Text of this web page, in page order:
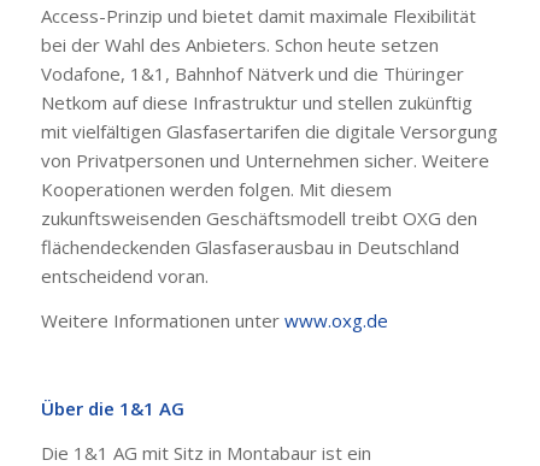
Access-Prinzip und bietet damit maximale Flexibilität
bei der Wahl des Anbieters. Schon heute setzen
Vodafone, 1&1, Bahnhof Nätverk und die Thüringer
Netkom auf diese Infrastruktur und stellen zukünftig
mit vielfältigen Glasfasertarifen die digitale Versorgung
von Privatpersonen und Unternehmen sicher. Weitere
Kooperationen werden folgen. Mit diesem
zukunftsweisenden Geschäftsmodell treibt OXG den
flächendeckenden Glasfaserausbau in Deutschland
entscheidend voran.
Weitere Informationen unter www.oxg.de
Über die 1&1 AG
Die 1&1 AG mit Sitz in Montabaur ist ein